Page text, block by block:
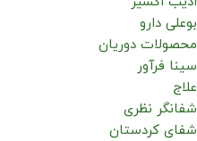
بوعلی دارو
محصولات دوریان
سینا فرآور
علاج
شفانگر نظری
شفای کردستان